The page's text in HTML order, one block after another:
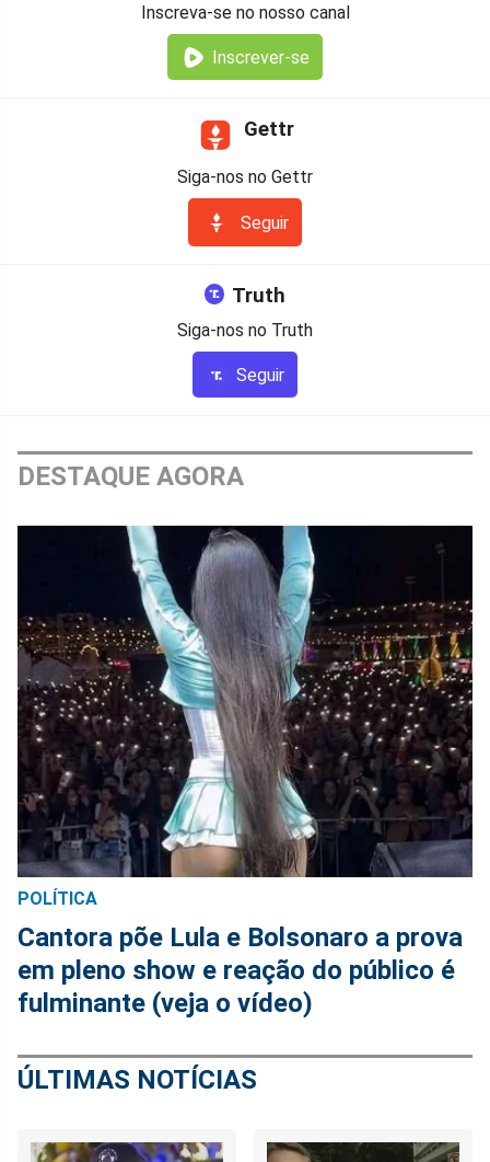
Inscreva-se no nosso canal
Inscrever-se
Gettr
Siga-nos no Gettr
Seguir
Truth
Siga-nos no Truth
Seguir
DESTAQUE AGORA
POLÍTICA
Cantora põe Lula e Bolsonaro a prova
em pleno show e reação do público é
fulminante (veja o vídeo)
ÚLTIMAS NOTÍCIAS